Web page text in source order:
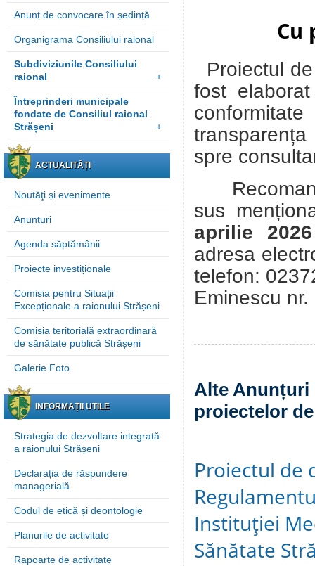
Anunț de convocare în ședință
Organigrama Consiliului raional
Subdiviziunile Consiliului
raional
+
Întreprinderi municipale
fondate de Consiliul raional
Strășeni
+
ACTUALITĂȚI
Noutăţi și evenimente
Anunțuri
Agenda săptămânii
Proiecte investiționale
Comisia pentru Situații
Excepționale a raionului Strășeni
Comisia teritorială extraordinară
de sănătate publică Strășeni
Galerie Foto
INFORMAȚII UTILE
Strategia de dezvoltare integrată
a raionului Strășeni
Declarația de răspundere
managerială
Codul de etică și deontologie
Planurile de activitate
Rapoarte de activitate
Cu
Proiectul
fost
spre
sus
aprilie
adresa
telefon:
Eminescu
Alte Anunțuri
proiectelor
Proiectul de
Instituţiei
Sănătate